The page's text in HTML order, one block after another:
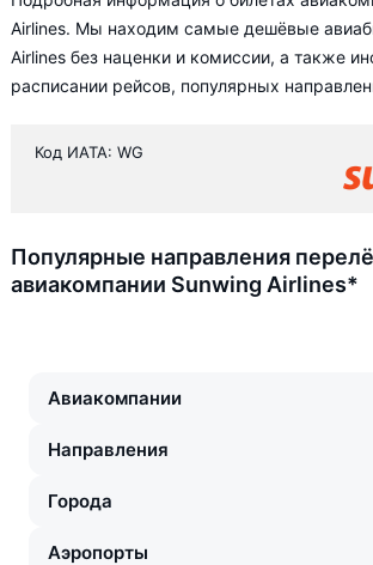
Airlines. Мы находим самые дешёвые
Airlines без наценки и комиссии, а также
расписании рейсов, популярных
Код ИАТА: WG
Популярные направления
авиакомпании Sunwing Airlines*
Авиакомпании
Направления
Города
Аэропорты